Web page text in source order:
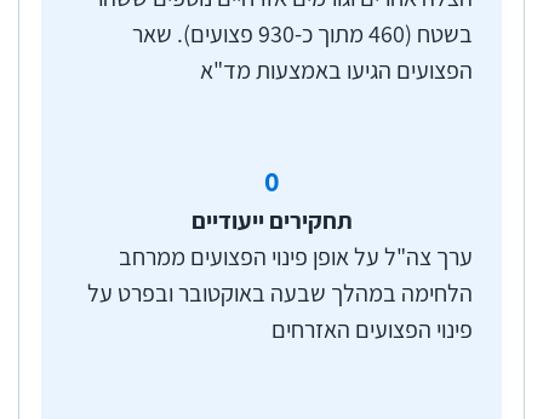
מתוקף החלטת ממשלה משנת 1986 כרשות ייעודית
למערכת הבריאות במסגרת תכנון המשק החיוני
עם גורמים אחרים, ובעיתות חירום היא מפעילה את
מערכת הבריאות. בין תפקידיה, על הרשות העליונה
לאשפוז לתכנן את מערך האשפוז לקראת חירום,
לארגנו, להפעילו ולשלוט בו כדי לאפשר רציפות
תפקודית ומתן שירות רפואי לאוכלוסייה ולנפגעים.
בשטח (460 מתוך כ-930 פצועים). שאר
הפצועים הגיעו באמצעות מד"א
0
תחקירים ייעודיים
ערך צה"ל על אופן פינוי הפצועים ממרחב
הלחימה במהלך שבעה באוקטובר ובפרט על
פינוי הפצועים האזרחים